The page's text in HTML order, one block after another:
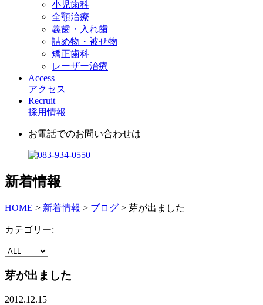
小児歯科
全顎治療
義歯・入れ歯
詰め物・被せ物
矯正歯科
レーザー治療
Access
アクセス
Recruit
採用情報
お電話でのお問い合わせは
新着情報
HOME > 新着情報 > ブログ > 芽が出ました
カテゴリー:
芽が出ました
2012.12.15